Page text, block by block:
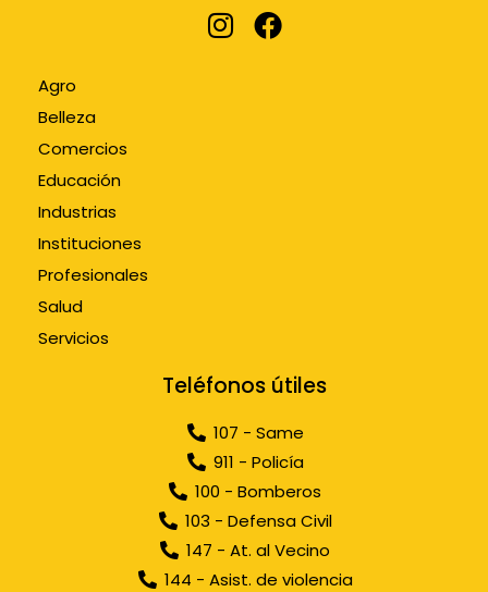
Agro
Belleza
Comercios
Educación
Industrias
Instituciones
Profesionales
Salud
Servicios
Teléfonos útiles
107 - Same
911 - Policía
100 - Bomberos
103 - Defensa Civil
147 - At. al Vecino
144 - Asist. de violencia